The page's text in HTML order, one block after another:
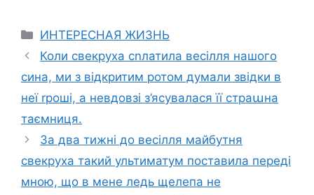
Categories
ИНТЕРЕСНАЯ ЖИЗНЬ
Коли свекруха сnлатила весілля нашого
сина, ми з відкритим ротом думали звідки в
неї rроші, а невдовзі з’ясувалася її страաна
таємниця.
За два тижні до весілля майбутня
свекруха такий ультиматум поставила переді
мною, що в мене ледь щелепа не